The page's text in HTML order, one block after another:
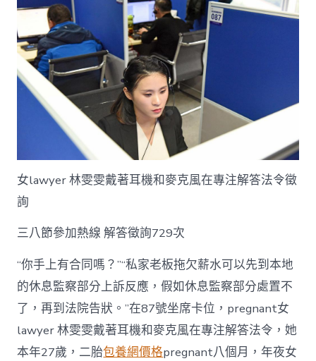
女lawyer 林雯雯戴著耳機和麥克風在專注解答法令徵
詢
三八節參加熱線 解答徵詢729次
“你手上有合同嗎？”“私家老板拖欠薪水可以先到本地
的休息監察部分上訴反應，假如休息監察部分處置不
了，再到法院告狀。”在87號坐席卡位，pregnant女
lawyer 林雯雯戴著耳機和麥克風在專注解答法令，她
本年27歲，二胎包養網價格pregnant八個月，年夜女